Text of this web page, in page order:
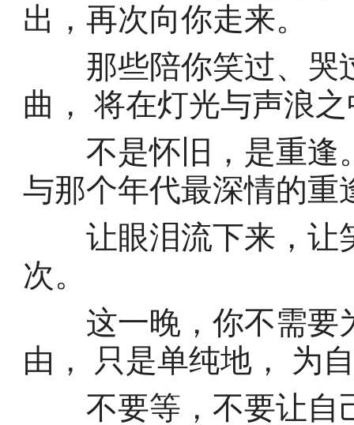
出，再次向你走来。
那些陪你笑过、哭
曲， 将在灯光与声浪
不是怀旧，是重逢
与那个年代最深情的重
让眼泪流下来，让
次。
这一晚，你不需要
由， 只是单纯地， 为
不要等，不要让自